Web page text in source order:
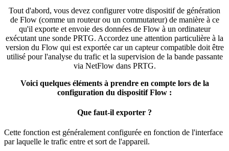
Tout d'abord, vous devez configurer votre dispositif de génération
de Flow (comme un routeur ou un commutateur) de manière à ce
qu'il exporte et envoie des données de Flow à un ordinateur
exécutant une sonde PRTG. Accordez une attention particulière à la
version du Flow qui est exportée car un capteur compatible doit être
utilisé pour l'analyse du trafic et la supervision de la bande passante
via NetFlow dans PRTG.
Voici quelques éléments à prendre en compte lors de la
configuration du dispositif Flow :
Que faut-il exporter ?
Cette fonction est généralement configurée en fonction de l'interface
par laquelle le trafic entre et sort de l'appareil.